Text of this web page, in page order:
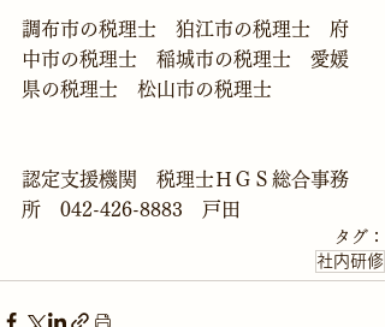
調布市の税理士　狛江市の税理士　府
中市の税理士　稲城市の税理士　愛媛
県の税理士　松山市の税理士
認定支援機関　税理士ＨＧＳ総合事務
所　042-426-8883　戸田
タグ：
社内研修